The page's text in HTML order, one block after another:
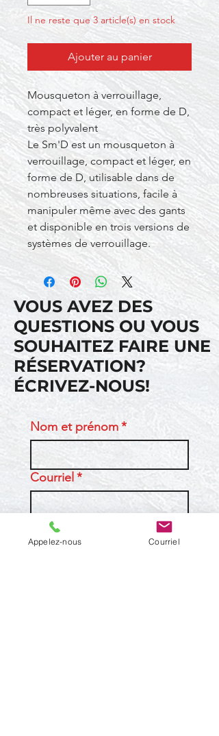
Il ne reste que 3 article(s) en stock
Ajouter au panier
Mousqueton à verrouillage,
compact et léger, en forme de D,
très polyvalent
Le Sm'D est un mousqueton à
verrouillage, compact et léger, en
forme de D, utilisable dans de
nombreuses situations, facile à
manipuler même avec des gants
et disponible en trois versions de
systèmes de verrouillage.
VOUS AVEZ DES
QUESTIONS OU VOUS
SOUHAITEZ FAIRE UNE
RÉSERVATION?
ÉCRIVEZ-NOUS!
Nom et prénom*
Courriel *
Téléphone
Appelez-nous Courriel